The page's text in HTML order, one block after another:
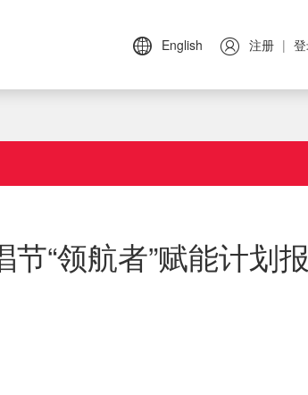
English 注册 |
“领航者”赋能计划